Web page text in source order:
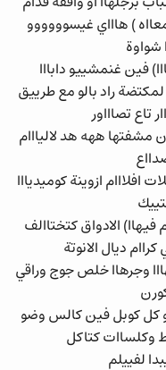
) هاااي غيسوووووو
فين غنمشييو دابااا
راد بالو مع طرييق
تاع تصاااور
مشفتها ههه هد لاليااام
افلااام ازوينة كوميديااا
الادواق كتختاالف
ديال الانوتة
وجرهاا خلص جوج وراقي
كل كوبل فين كالس وضو
وكلساات كتاكل
لفييلم